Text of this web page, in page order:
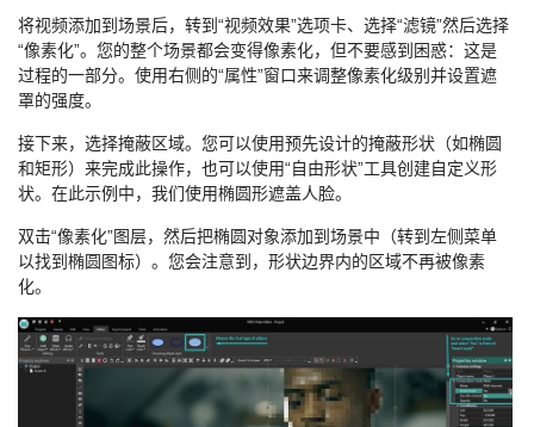
将视频添加到场景后，转到“视频效果”选项卡、选择“滤镜”然后选择
“像素化”。您的整个场景都会变得像素化，但不要感到困惑：这是
过程的一部分。使用右侧的“属性”窗口来调整像素化级别并设置遮
罩的强度。
接下来，选择掩蔽区域。您可以使用预先设计的掩蔽形状（如椭圆
和矩形）来完成此操作，也可以使用“自由形状”工具创建自定义形
状。在此示例中，我们使用椭圆形遮盖人脸。
双击“像素化”图层，然后把椭圆对象添加到场景中（转到左侧菜单
以找到椭圆图标）。您会注意到，形状边界内的区域不再被像素
化。